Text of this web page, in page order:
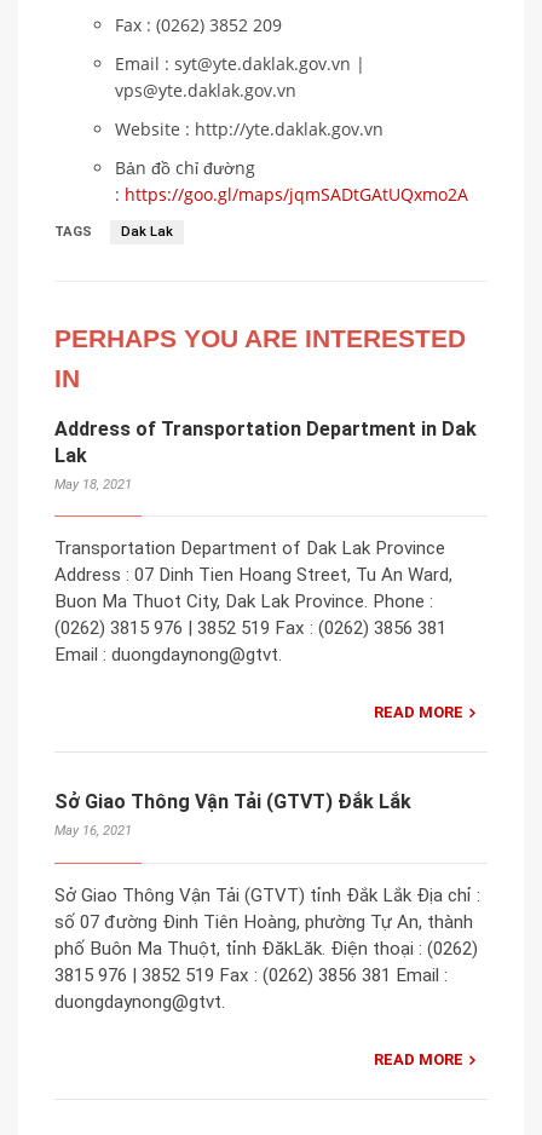
Fax : (0262) 3852 209
Email : syt@yte.daklak.gov.vn |
vps@yte.daklak.gov.vn
Website : http://yte.daklak.gov.vn
Bản đồ chỉ đường
: https://goo.gl/maps/jqmSADtGAtUQxmo2A
TAGS Dak Lak
PERHAPS YOU ARE INTERESTED
IN
Address of Transportation Department in Dak
Lak
May 18, 2021
Transportation Department of Dak Lak Province
Address : 07 Dinh Tien Hoang Street, Tu An Ward,
Buon Ma Thuot City, Dak Lak Province. Phone :
(0262) 3815 976 | 3852 519 Fax : (0262) 3856 381
Email : duongdaynong@gtvt.
READ MORE
Sở Giao Thông Vận Tải (GTVT) Đắk Lắk
May 16, 2021
Sở Giao Thông Vận Tải (GTVT) tỉnh Đắk Lắk Địa chỉ :
số 07 đường Đinh Tiên Hoàng, phường Tự An, thành
phố Buôn Ma Thuột, tỉnh ĐăkLăk. Điện thoại : (0262)
3815 976 | 3852 519 Fax : (0262) 3856 381 Email :
duongdaynong@gtvt.
READ MORE